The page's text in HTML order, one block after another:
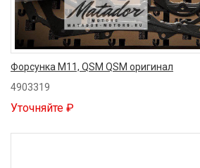
Форсунка M11, QSM QSM оригинал
4903319
Уточняйте ₽